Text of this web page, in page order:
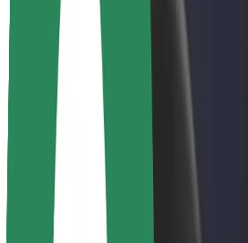
Kariera
O firmie Bolt
Zrównoważony rozwój w Bolt
Projekt Zero
Blog
Biuro prasowe